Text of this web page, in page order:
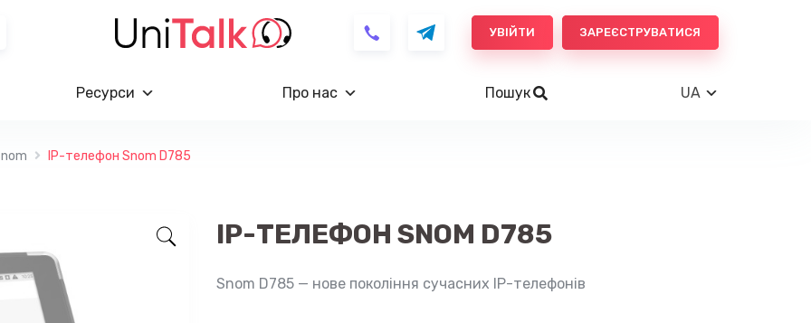
УВІЙТИ ЗАРЕЄСТРУВАТИСЯ
Ресурси Про нас Пошук UA
IP-телефон Snom D785
IP-ТЕЛЕФОН SNOM D785
Snom D785 — нове покоління сучасних IP-телефонів